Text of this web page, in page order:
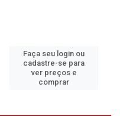
Faça seu login ou
cadastre-se para
ver preços e
comprar